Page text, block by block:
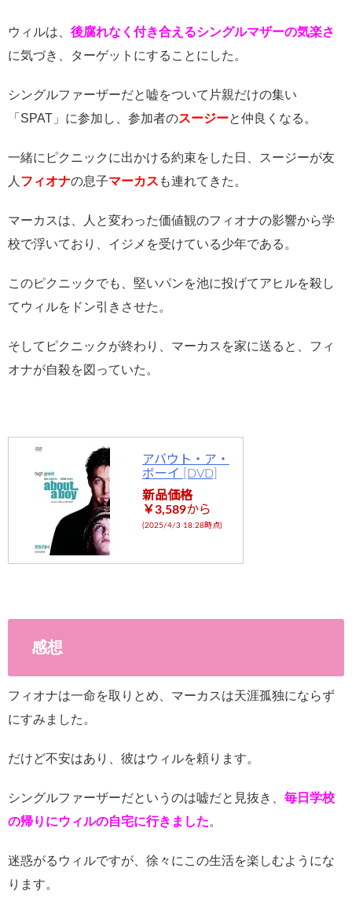
ウィルは、 後腐れなく付き合えるシングルマザーの気楽さ
に気づき、ターゲットにすることにした。
シングルファーザーだと嘘をついて片親だけの集い
「SPAT」に参加し、参加者のスージーと仲良くなる。
一緒にピクニックに出かける約束をした日、スージーが友
人 フィオナの息子マーカス も連れてきた。
マーカスは、人と変わった価値観のフィオナの影響から学
校で浮いており、イジメを受けている少年である。
このピクニックでも、堅いパンを池に投げてアヒルを殺し
てウィルをドン引きさせた。
そしてピクニックが終わり、マーカスを家に送ると、フィ
オナが自殺を図っていた。
アバウト・ア・
ボーイ [DVD]
新品価格
￥3,589から
(2025/4/3 18:28時点)
感想
フィオナは一命を取りとめ、マーカスは天涯孤独にならず
にすみました。
だけど不安はあり、彼はウィルを頼ります。
シングルファーザーだというのは嘘だと見抜き、 毎日学校
の帰りにウィルの自宅に行きました。
迷惑がるウィルですが、徐々にこの生活を楽しむようにな
ります。